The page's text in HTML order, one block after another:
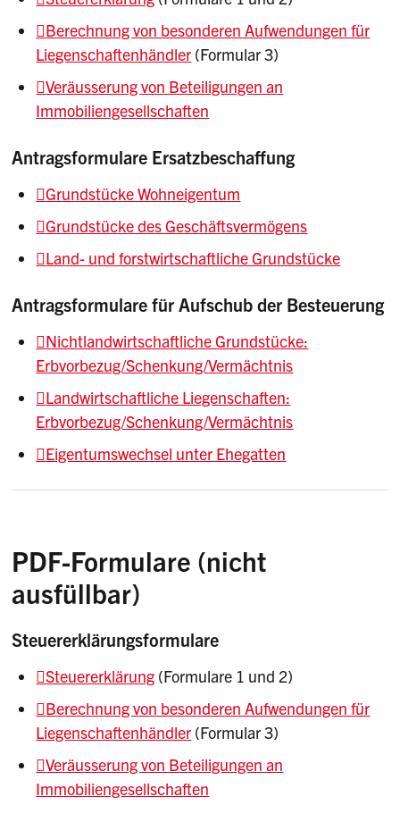
Berechnung von besonderen Aufwendungen für
Liegenschaftenhändler (Formular 3)
Veräusserung von Beteiligungen an
Immobiliengesellschaften
Antragsformulare Ersatzbeschaffung
Grundstücke Wohneigentum
Grundstücke des Geschäftsvermögens
Land- und forstwirtschaftliche Grundstücke
Antragsformulare für Aufschub der Besteuerung
Nichtlandwirtschaftliche Grundstücke:
Erbvorbezug/Schenkung/Vermächtnis
Landwirtschaftliche Liegenschaften:
Erbvorbezug/Schenkung/Vermächtnis
Eigentumswechsel unter Ehegatten
PDF-Formulare (nicht
ausfüllbar)
Steuererklärungsformulare
Steuererklärung (Formulare 1 und 2)
Berechnung von besonderen Aufwendungen für
Liegenschaftenhändler (Formular 3)
Veräusserung von Beteiligungen an
Immobiliengesellschaften